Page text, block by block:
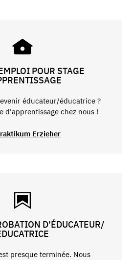
POUR STAGE
éducateur/éducatrice ?
d’apprentissage chez nous !
Erzieher
D’ÉDUCATEUR/
presque terminée. Nous